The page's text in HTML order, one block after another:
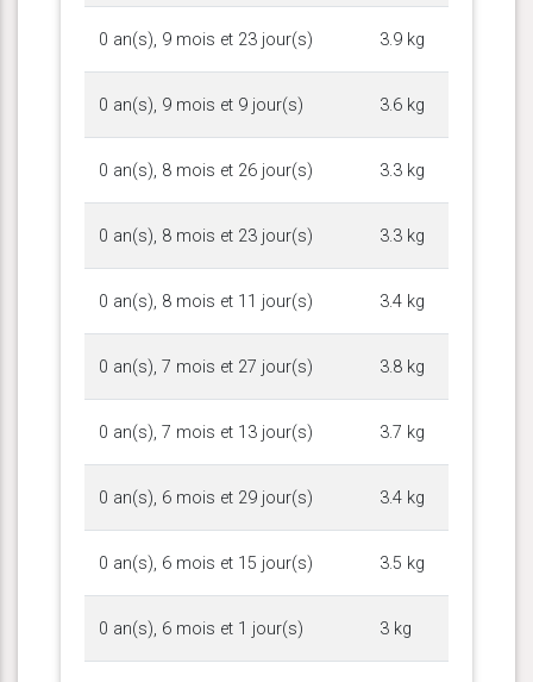
0 an(s), 9 mois et 23 jour(s) 3.9 kg
0 an(s), 9 mois et 9 jour(s) 3.6 kg
0 an(s), 8 mois et 26 jour(s) 3.3 kg
0 an(s), 8 mois et 23 jour(s) 3.3 kg
0 an(s), 8 mois et 11 jour(s) 3.4 kg
0 an(s), 7 mois et 27 jour(s) 3.8 kg
0 an(s), 7 mois et 13 jour(s) 3.7 kg
0 an(s), 6 mois et 29 jour(s) 3.4 kg
0 an(s), 6 mois et 15 jour(s) 3.5 kg
0 an(s), 6 mois et 1 jour(s) 3 kg